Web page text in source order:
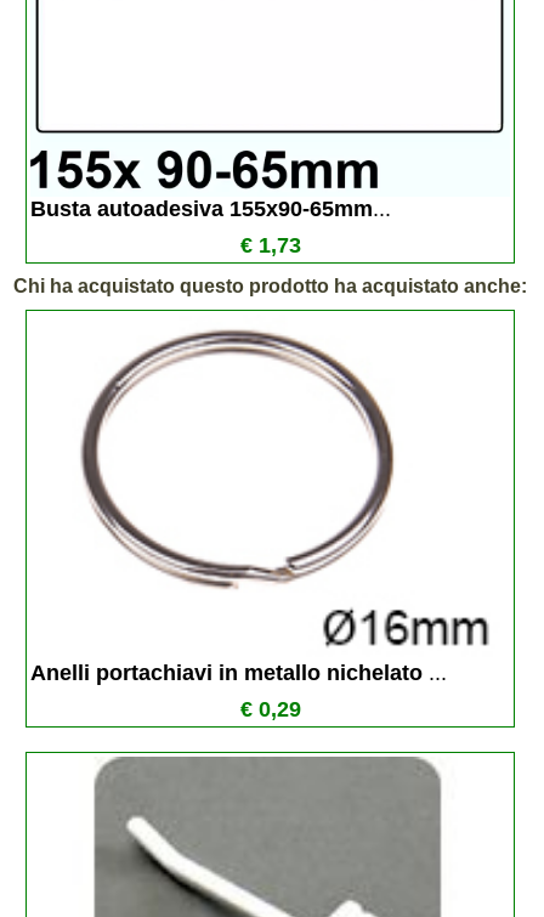
Busta autoadesiva 155x90-65mm...
€ 1,73
Chi ha acquistato questo prodotto ha acquistato anche:
Anelli portachiavi in metallo nichelato ...
€ 0,29